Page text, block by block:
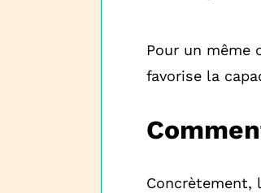
Pour un même
favorise la
Concrètement,